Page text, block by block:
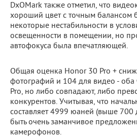
DxOMark также отметил, что
хороший цвет с точным балансом
некоторые нестабильности в
освещенности в помещении, но
автофокуса была впечатляющей.
Общая оценка Honor 30 Pro +
фотографий и 104 для видео - оба
Pro, но либо совпадают, либо
конкурентов. Учитывая, что
составляет 4999 юаней (выше 700
быть очень заманчивое
камерофонов.